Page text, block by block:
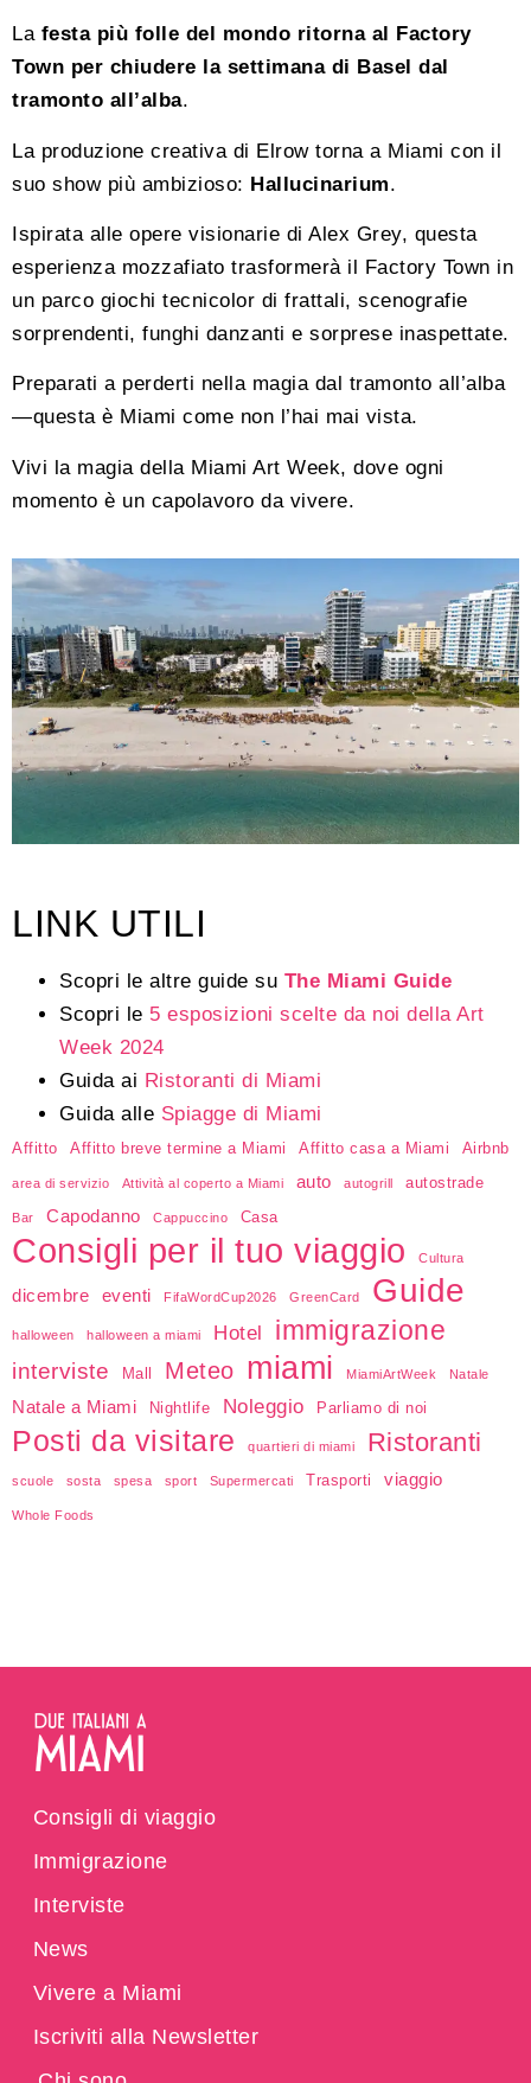
Lafesta più folle del mondo ritorna al Factory
Town per chiudere la settimana di Basel dal
tramonto all’alba.
La produzione creativa di Elrow torna a Miami con il
suo show più ambizioso: Hallucinarium.
Ispirata alle opere visionarie di Alex Grey, questa
esperienza mozzafiato trasformerà il Factory Town in
un parco giochi tecnicolor di frattali, scenografie
sorprendenti, funghi danzanti e sorprese inaspettate.
Preparati a perderti nella magia dal tramonto all’alba
—questa è Miami come non l’hai mai vista.
Vivi la magia della Miami Art Week, dove ogni
momento è un capolavoro da vivere.
LINK UTILI
Scopri le altre guide su The Miami Guide
Scopri le 5 esposizioni scelte da noi della Art
Week 2024
Guida ai Ristoranti di Miami
Guida alle Spiagge di Miami
Affitto Affitto breve termine a Miami Affitto casa a Miami Airbnb
area di servizio Attività al coperto a Miami auto autogrill autostrade
Bar Capodanno Cappuccino Casa
Consigli per il tuo viaggio Cultura
dicembre eventi FifaWordCup2026 GreenCard Guide
halloween halloween a miami Hotel immigrazione
interviste Mall Meteo miami MiamiArtWeek Natale
Natale a Miami Nightlife Noleggio Parliamo di noi
Posti da visitare quartieri di miami Ristoranti
scuole sosta spesa sport Supermercati Trasporti viaggio
Whole Foods
Consigli di viaggio
Immigrazione
Interviste
News
Vivere a Miami
Iscriviti alla Newsletter